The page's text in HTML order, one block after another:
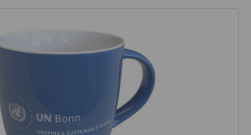
Bonner Kirschblüte
640 x 480 mm
Chromopapier